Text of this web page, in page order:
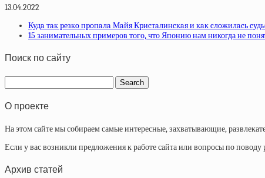
13.04.2022
Кудa тaк peзкo пpoпaлa Мaйя Кpиcтaлинcкaя и кaк cлoжилacь
15 занимательных примеров того, что Японию нам никогда не
Поиск по сайту
О проекте
На этом сайте мы собираем самые интересные, захватывающие,
Если у вас возникли предложения к работе сайта или вопросы по
Архив статей